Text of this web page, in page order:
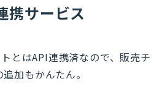
携サービス
とはAPI連携済なので、販売チ
加もかんたん。